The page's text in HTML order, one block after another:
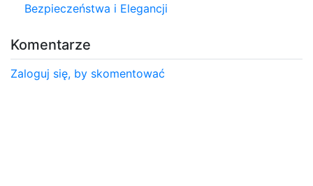
Bezpieczeństwa i Elegancji
Komentarze
Zaloguj się, by skomentować